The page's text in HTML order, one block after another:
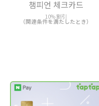
챔피언 체크카드
10% 割引
（関連条件を満たしたとき）